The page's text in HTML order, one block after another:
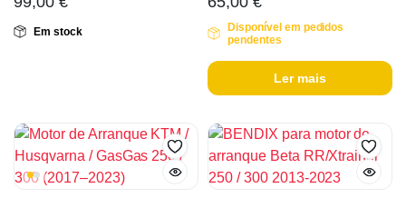
Em stock
Disponível em pedidos
pendentes
Ler mais